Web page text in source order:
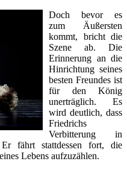
Doch bevor es
zum Äußersten
kommt, bricht die
Szene ab. Die
Erinnerung an die
Hinrichtung seines
besten Freundes ist
für den König
unerträglich. Es
wird deutlich, dass
Friedrichs
Verbitterung in
fährt stattdessen fort, die
Lebens aufzuzählen.